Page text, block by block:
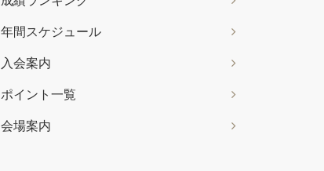
年間スケジュール
入会案内
ポイント一覧
会場案内